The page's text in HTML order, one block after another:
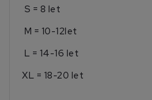
S = 8 let
M = 10-12let
L = 14-16 let
XL = 18-20 let